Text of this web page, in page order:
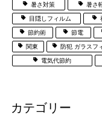
暑さ対策 暑さ
目隠しフィルム
節約術 節電
関東 防犯 ガラスフ
電気代節約
カテゴリー